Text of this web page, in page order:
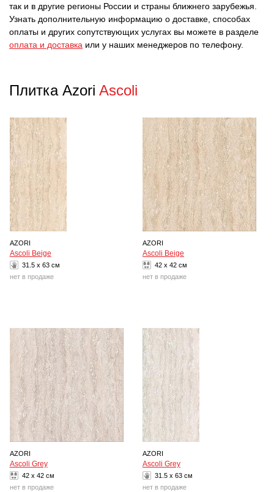
так и в другие регионы России и страны ближнего зарубежья.
Узнать дополнительную информацию о доставке, способах
оплаты и других сопутствующих услугах вы можете в разделе
оплата и доставка или у наших менеджеров по телефону.
Плитка Azori Ascoli
AZORI
Ascoli Beige
31.5 x 63 см
нет в продаже
AZORI
Ascoli Beige
42 x 42 см
нет в продаже
AZORI
Ascoli Grey
42 x 42 см
нет в продаже
AZORI
Ascoli Grey
31.5 x 63 см
нет в продаже